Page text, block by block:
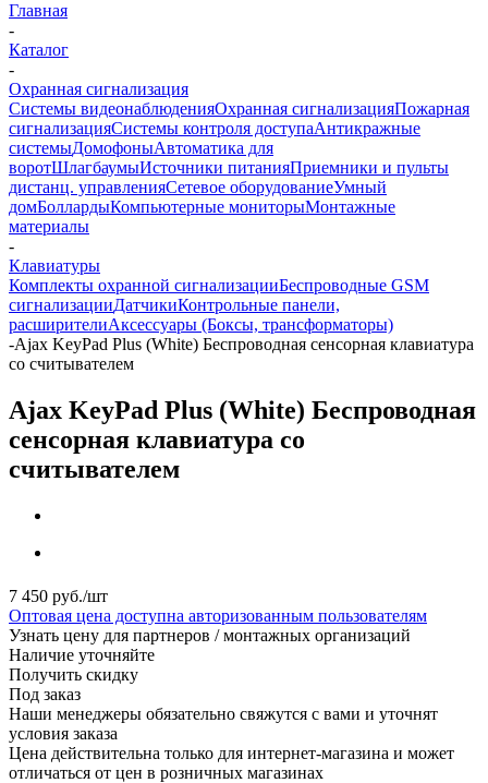
Главная
-
Каталог
-
Охранная сигнализация
Системы видеонаблюденияОхранная сигнализацияПожарная
сигнализацияСистемы контроля доступаАнтикражные
системыДомофоныАвтоматика для
воротШлагбаумыИсточники питанияПриемники и пульты
дистанц. управленияСетевое оборудованиеУмный
домБоллардыКомпьютерные мониторыМонтажные
материалы
-
Клавиатуры
Комплекты охранной сигнализацииБеспроводные GSM
сигнализацииДатчикиКонтрольные панели,
расширителиАксессуары (Боксы, трансформаторы)
-Ajax KeyPad Plus (White) Беспроводная сенсорная клавиатура
со считывателем
Ajax KeyPad Plus (White) Беспроводная
сенсорная клавиатура со
считывателем
7 450 руб./шт
Оптовая цена доступна авторизованным пользователям
Узнать цену для партнеров / монтажных организаций
Наличие уточняйте
Получить скидку
Под заказ
Наши менеджеры обязательно свяжутся с вами и уточнят
условия заказа
Цена действительна только для интернет-магазина и может
отличаться от цен в розничных магазинах